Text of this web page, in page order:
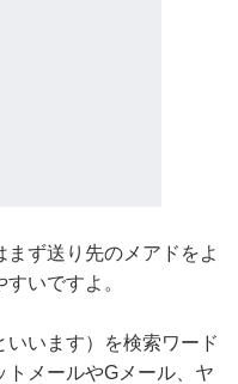
ず送り先のメアドをよ
いですよ。
いいます）を検索ワード
メールやGメール、ヤ